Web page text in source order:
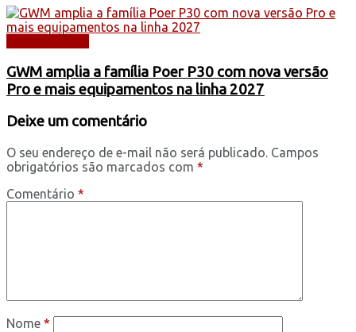
GWM amplia a família Poer P30 com nova versão
Pro e mais equipamentos na linha 2027
Deixe um comentário
O seu endereço de e-mail não será publicado. Campos
obrigatórios são marcados com *
Comentário *
Nome *